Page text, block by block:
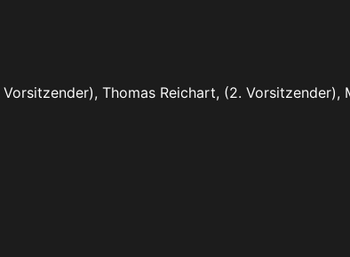
Thomas Reichart, (2. Vorsitzender),